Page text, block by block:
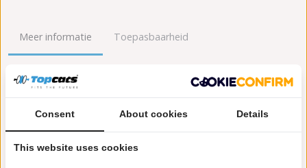
Meer informatie Toepasbaarheid
Origineel nummers
Lengte [mm]:
Emissienorm:
Consent About cookies Details
This website uses cookies